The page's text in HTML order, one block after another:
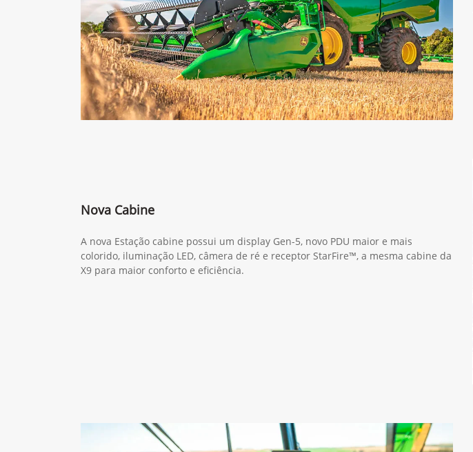
Nova Cabine
A nova Estação cabine possui um display Gen-5, novo PDU maior e mais
colorido, iluminação LED, câmera de ré e receptor StarFire™, a mesma cabine da
X9 para maior conforto e eficiência.